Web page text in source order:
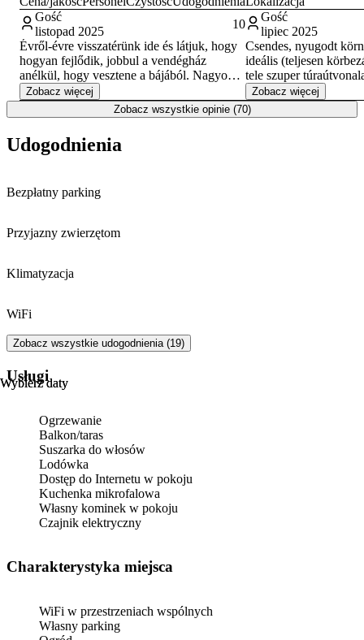
Gość
listopad 2025
10
Évről-évre visszatérünk ide és látjuk, hogy
hogyan fejlődik, jobbul a vendégház
anélkül, hogy vesztene a bájából. Nagyon
csendes, kényelmes, hangulatos szállás. A
kedvencem még mindíg a kanapé, ahova le
lehet heveredni egy könyvvel, teával és
mellesleg kutyabarát hely.
Zobacz więcej
Gość
lipiec 2025
Csendes, nyugodt
ideális (teljesen
tele szuper
rendesen fel volt
igényesen voltak
ötvöződött benne a
Zobacz więcej
Zobacz wszystkie opinie (70)
Wybierz daty
Wybierz daty
Udogodnienia
Bezpłatny parking
Przyjazny zwierzętom
Klimatyzacja
WiFi
Zobacz wszystkie udogodnienia (19)
Usługi
Ogrzewanie
Balkon/taras
Suszarka do włosów
Lodówka
Dostęp do Internetu w pokoju
Kuchenka mikrofalowa
Własny kominek w pokoju
Czajnik elektryczny
Charakterystyka miejsca
WiFi w przestrzeniach wspólnych
Własny parking